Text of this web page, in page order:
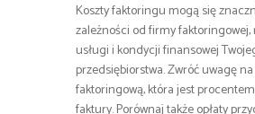
Koszty faktoringu mogą się
zależności od firmy faktoringowej,
usługi i kondycji finansowej
przedsiębiorstwa. Zwróć uwagę
faktoringową, która jest